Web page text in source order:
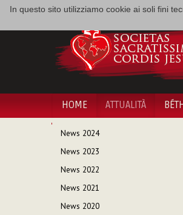
In questo sito utilizziamo cookie ai soli fini
HOME ATTUALITÀ
NAVIGAZIONE
News 2024
News 2023
News 2022
News 2021
News 2020